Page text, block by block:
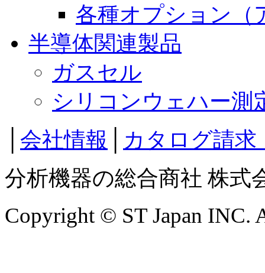
各種オプション（
半導体関連製品
ガスセル
シリコンウェハー測
会社情報
カタログ請
分析機器の総合商社 株式
Copyright © ST Japan INC.